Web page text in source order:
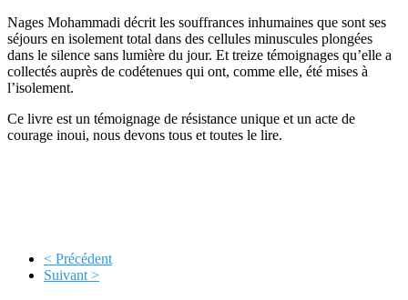
Nages Mohammadi décrit les souffrances inhumaines que sont ses
séjours en isolement total dans des cellules minuscules plongées
dans le silence sans lumière du jour. Et treize témoignages qu’elle a
collectés auprès de codétenues qui ont, comme elle, été mises à
l’isolement.
Ce livre est un témoignage de résistance unique et un acte de
courage inoui, nous devons tous et toutes le lire.
< Précédent
Suivant >